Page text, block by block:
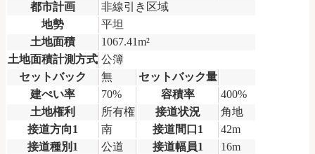
都市計画
非線引き区域
地勢
平坦
土地面積
1067.41m²
土地面積計測方式 公簿
セットバック
無
セットバック量
建ぺい率
70% 容積率
400%
土地権利
所有権 接道状況
角地
接道方向1
南 接道間口1
42m
接道種別1
公道 接道幅員1
16m